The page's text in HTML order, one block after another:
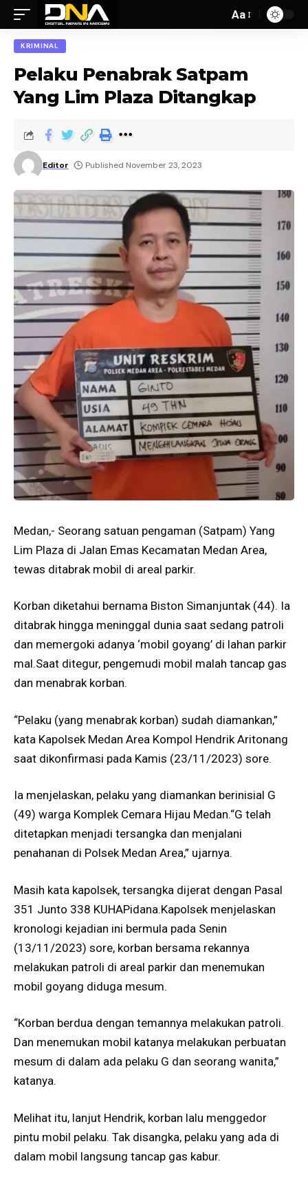
Aa
KRIMINAL
Pelaku Penabrak Satpam
Yang Lim Plaza Ditangkap
Editor Published November 23, 2023
Medan,- Seorang satuan pengaman (Satpam) Yang
Lim Plaza di Jalan Emas Kecamatan Medan Area,
tewas ditabrak mobil di areal parkir.
Korban diketahui bernama Biston Simanjuntak (44). Ia
ditabrak hingga meninggal dunia saat sedang patroli
dan memergoki adanya ‘mobil goyang’ di lahan parkir
mal.Saat ditegur, pengemudi mobil malah tancap gas
dan menabrak korban.
“Pelaku (yang menabrak korban) sudah diamankan,”
kata Kapolsek Medan Area Kompol Hendrik Aritonang
saat dikonfirmasi pada Kamis (23/11/2023) sore.
Ia menjelaskan, pelaku yang diamankan berinisial G
(49) warga Komplek Cemara Hijau Medan.“G telah
ditetapkan menjadi tersangka dan menjalani
penahanan di Polsek Medan Area,” ujarnya.
Masih kata kapolsek, tersangka dijerat dengan Pasal
351 Junto 338 KUHAPidana.Kapolsek menjelaskan
kronologi kejadian ini bermula pada Senin
(13/11/2023) sore, korban bersama rekannya
melakukan patroli di areal parkir dan menemukan
mobil goyang diduga mesum.
“Korban berdua dengan temannya melakukan patroli.
Dan menemukan mobil katanya melakukan perbuatan
mesum di dalam ada pelaku G dan seorang wanita,”
katanya.
Melihat itu, lanjut Hendrik, korban lalu menggedor
pintu mobil pelaku. Tak disangka, pelaku yang ada di
dalam mobil langsung tancap gas kabur.